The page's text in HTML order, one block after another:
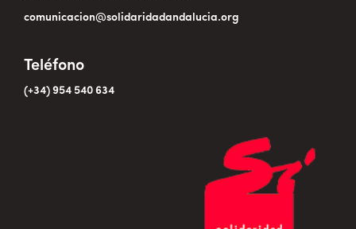
comunicacion@solidaridadandalucia.org
Teléfono
(+34) 954 540 634